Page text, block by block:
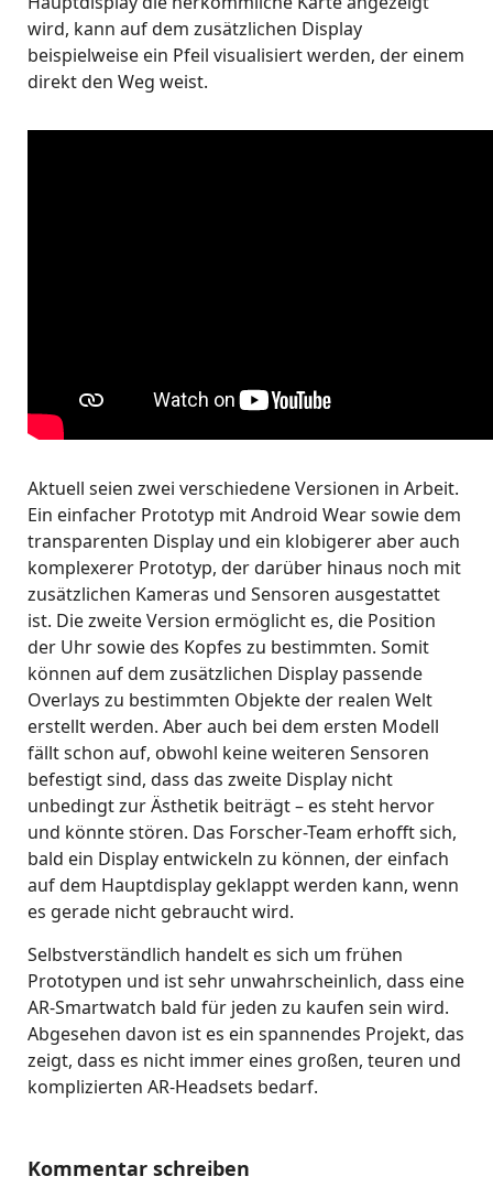
wird, kann auf dem zusätzlichen Display
beispielweise ein Pfeil visualisiert werden, der einem
direkt den Weg weist.
Aktuell seien zwei verschiedene Versionen in Arbeit.
Ein einfacher Prototyp mit Android Wear sowie dem
transparenten Display und ein klobigerer aber auch
komplexerer Prototyp, der darüber hinaus noch mit
zusätzlichen Kameras und Sensoren ausgestattet
ist. Die zweite Version ermöglicht es, die Position
der Uhr sowie des Kopfes zu bestimmten. Somit
können auf dem zusätzlichen Display passende
Overlays zu bestimmten Objekte der realen Welt
erstellt werden. Aber auch bei dem ersten Modell
fällt schon auf, obwohl keine weiteren Sensoren
befestigt sind, dass das zweite Display nicht
unbedingt zur Ästhetik beiträgt – es steht hervor
und könnte stören. Das Forscher-Team erhofft sich,
bald ein Display entwickeln zu können, der einfach
auf dem Hauptdisplay geklappt werden kann, wenn
es gerade nicht gebraucht wird.
Selbstverständlich handelt es sich um frühen
Prototypen und ist sehr unwahrscheinlich, dass eine
AR-Smartwatch bald für jeden zu kaufen sein wird.
Abgesehen davon ist es ein spannendes Projekt, das
zeigt, dass es nicht immer eines großen, teuren und
komplizierten AR-Headsets bedarf.
Kommentar schreiben